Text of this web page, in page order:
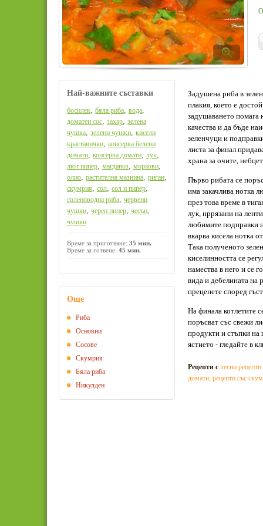
Задушена риба в
плакия, което е
задушаването помага
качества и да бъде
зеленчуци и
листа за финал
храна за очите,
Първо рибата се
има закачлива нотка
през това време в
лук, нррязани на
любимите подправки
вкарва кисела нотка
Така полученото
киселинността се
намества в него и се
вида и дебелината на
преценете според
На финала котлетите
поръсват със свежи
продукти и стъпки на
ястието - гледайте в
Рецепти с лесни рецепти
домати, рецепти със
Най-важните съставки
босилек, бяла риба, вода,
доматен сос, захар, зелена
чушка, зелени чушки, кисели
краставички, консерва белени
домати, консерва домати, лук,
лют пипер, магданоз, моркови,
олио, растителна мазнина, риган,
скумрия, сол, сол и пипер,
соленоводна риба, червени
чушки, черен пипер, чесън,
чушки
Време за приготвяне: 35 мин.
Време за готвене: 45 мин.
Още
Риба
Основни
Сосове
Скумрия
Бяла риба
Никулден